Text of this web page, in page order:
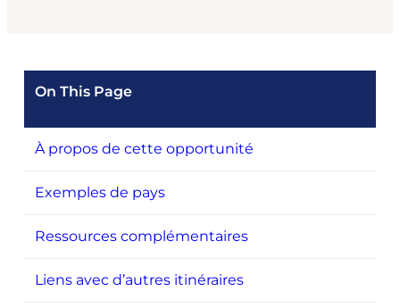
On This Page
À propos de cette opportunité
Exemples de pays
Ressources complémentaires
Liens avec d’autres itinéraires